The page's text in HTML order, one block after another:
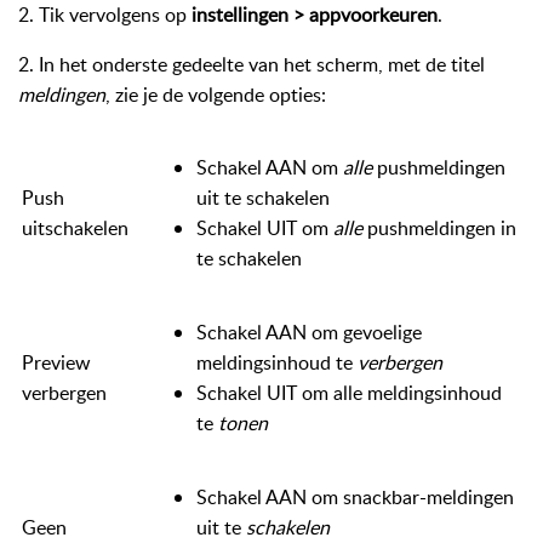
2. Tik vervolgens op instellingen >appvoorkeuren.
2. In het onderste gedeelte van het scherm, met de titel
meldingen, zie je de volgende opties:
Push
uitschakelen
Schakel AAN om allepushmeldingen
uit te schakelen
Schakel UIT om allepushmeldingen in
te schakelen
Preview
verbergen
Schakel AAN om gevoelige
meldingsinhoud te verbergen
Schakel UIT om alle meldingsinhoud
te tonen
Geen
Schakel AAN om snackbar-meldingen
uit te schakelen